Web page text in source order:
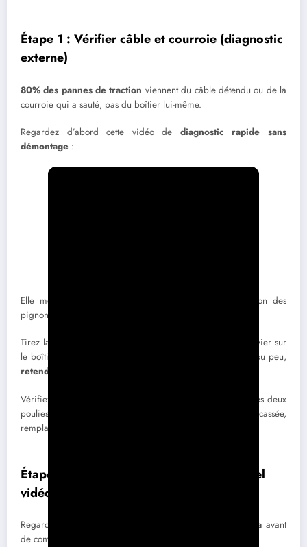
Étape 1 : Vérifier câble et courroie (diagnostic
externe)
80% des pannes de traction viennent du câble détendu ou de la
courroie qui a sauté, pas du boîtier lui-même.
Regardez d’abord cette vidéo de diagnostic rapide sans
démontage :
Elle montre le test de blocage des roues et la vérification des
pignons de roues (souvent encrassés par l’herbe).
Tirez la manette de traction au guidon et vérifiez que le levier sur
le boîtier bouge complètement. Si le levier ne bouge pas ou peu,
retendez le câble
Vérifiez que la courroie de traction est bien en place sur les deux
poulies (moteur et boîtier). Si elle est détendue ou cassée,
remplacez-la avant de toucher au boîtier.
Étape 2 : Démonter le boîtier (avec tutoriel
vidéo)
Regardez cette vidéo de démontage complet GGP/Stiga avant
de commencer :